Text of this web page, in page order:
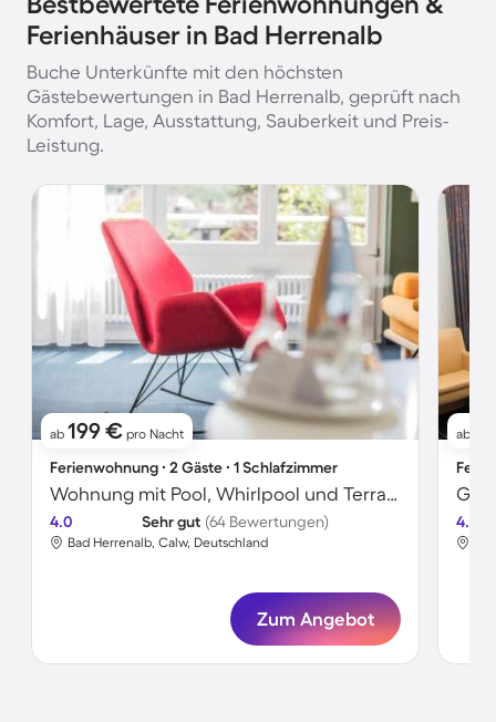
Ferienhäuser in Bad Herrenalb
Buche Unterkünfte mit den höchsten
Gästebewertungen in Bad Herrenalb, geprüft nach
Komfort, Lage, Ausstattung, Sauberkeit und Preis-
Leistung.
ab 199 € pro Nacht
Ferienwohnung ∙ 2 Gäste ∙ 1 Schlafzimmer
Wohnung mit Pool, Whirlpool und Terrasse
4.0 Sehr gut (64 Bewertungen)
Bad Herrenalb, Calw, Deutschland
Zum Angebot
ab
4.3